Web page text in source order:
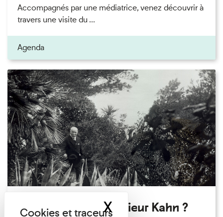
Accompagnés par une médiatrice, venez découvrir à
travers une visite du ...
Agenda
Qui êtes-vous Monsieur Kahn ?
XMasquer le